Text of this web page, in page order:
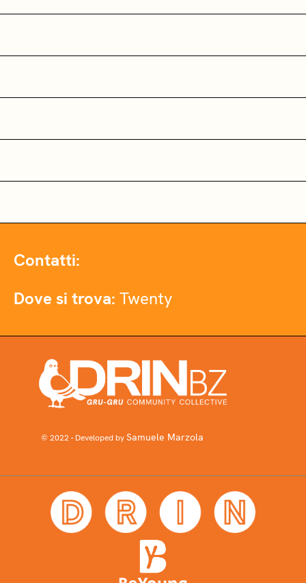
Contatti:
Dove si trova: Twenty
© 2022 - Developed bySamuele Marzola